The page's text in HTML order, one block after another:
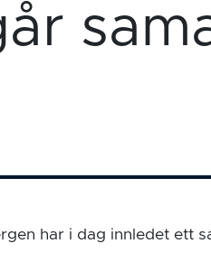
har i dag innledet ett